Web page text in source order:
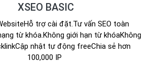
XSEO BASIC
trợ cài đặt.Tư vấn SEO toàn
từ khóa.Không giới hạn từ khóaKhông
nhật tự động freeChia sẻ hơn
100,000 IP